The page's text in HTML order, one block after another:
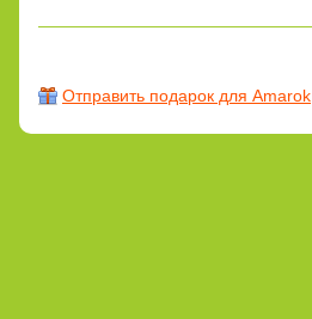
Отправить подарок для Amarok